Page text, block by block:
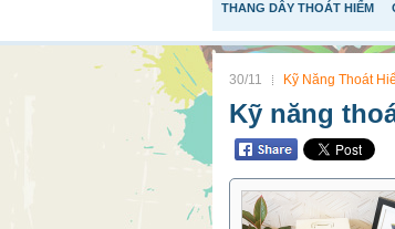
THANG DÂY THOÁT HIỂM
30/11 Kỹ Năng Thoát
Kỹ năng